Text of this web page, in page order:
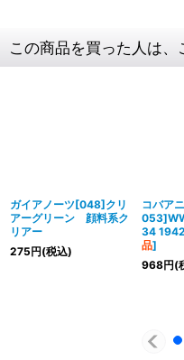
この商品を買った人は
ガイアノーツ[048]クリ
アーグリーン 顔料系ク
リアー
275円(税込)
コバア
34 1942
品]
968円(